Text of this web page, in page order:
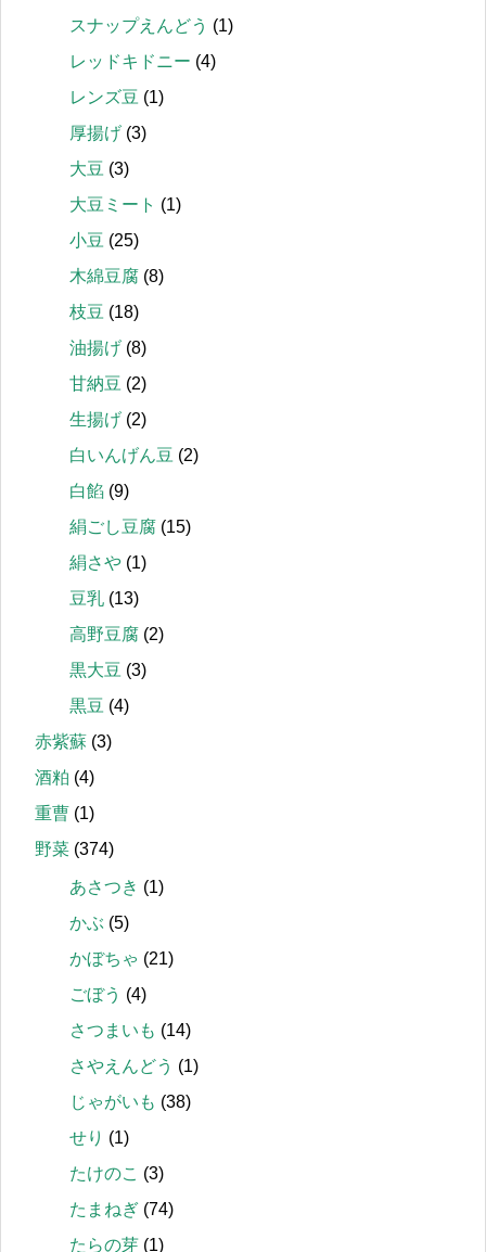
スナップえんどう (1)
レッドキドニー (4)
レンズ豆 (1)
厚揚げ (3)
大豆 (3)
大豆ミート (1)
小豆 (25)
木綿豆腐 (8)
枝豆 (18)
油揚げ (8)
甘納豆 (2)
生揚げ (2)
白いんげん豆 (2)
白餡 (9)
絹ごし豆腐 (15)
絹さや (1)
豆乳 (13)
高野豆腐 (2)
黒大豆 (3)
黒豆 (4)
赤紫蘇 (3)
酒粕 (4)
重曹 (1)
野菜 (374)
あさつき (1)
かぶ (5)
かぼちゃ (21)
ごぼう (4)
さつまいも (14)
さやえんどう (1)
じゃがいも (38)
せり (1)
たけのこ (3)
たまねぎ (74)
たらの芽 (1)